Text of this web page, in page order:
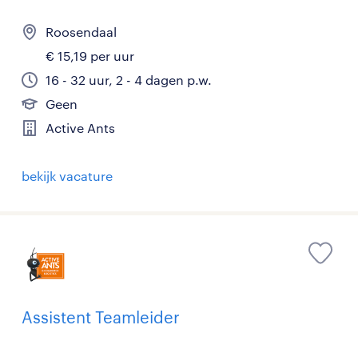
Roosendaal
€ 15,19 per uur
16 - 32 uur, 2 - 4 dagen p.w.
Geen
Active Ants
bekijk vacature
Assistent Teamleider